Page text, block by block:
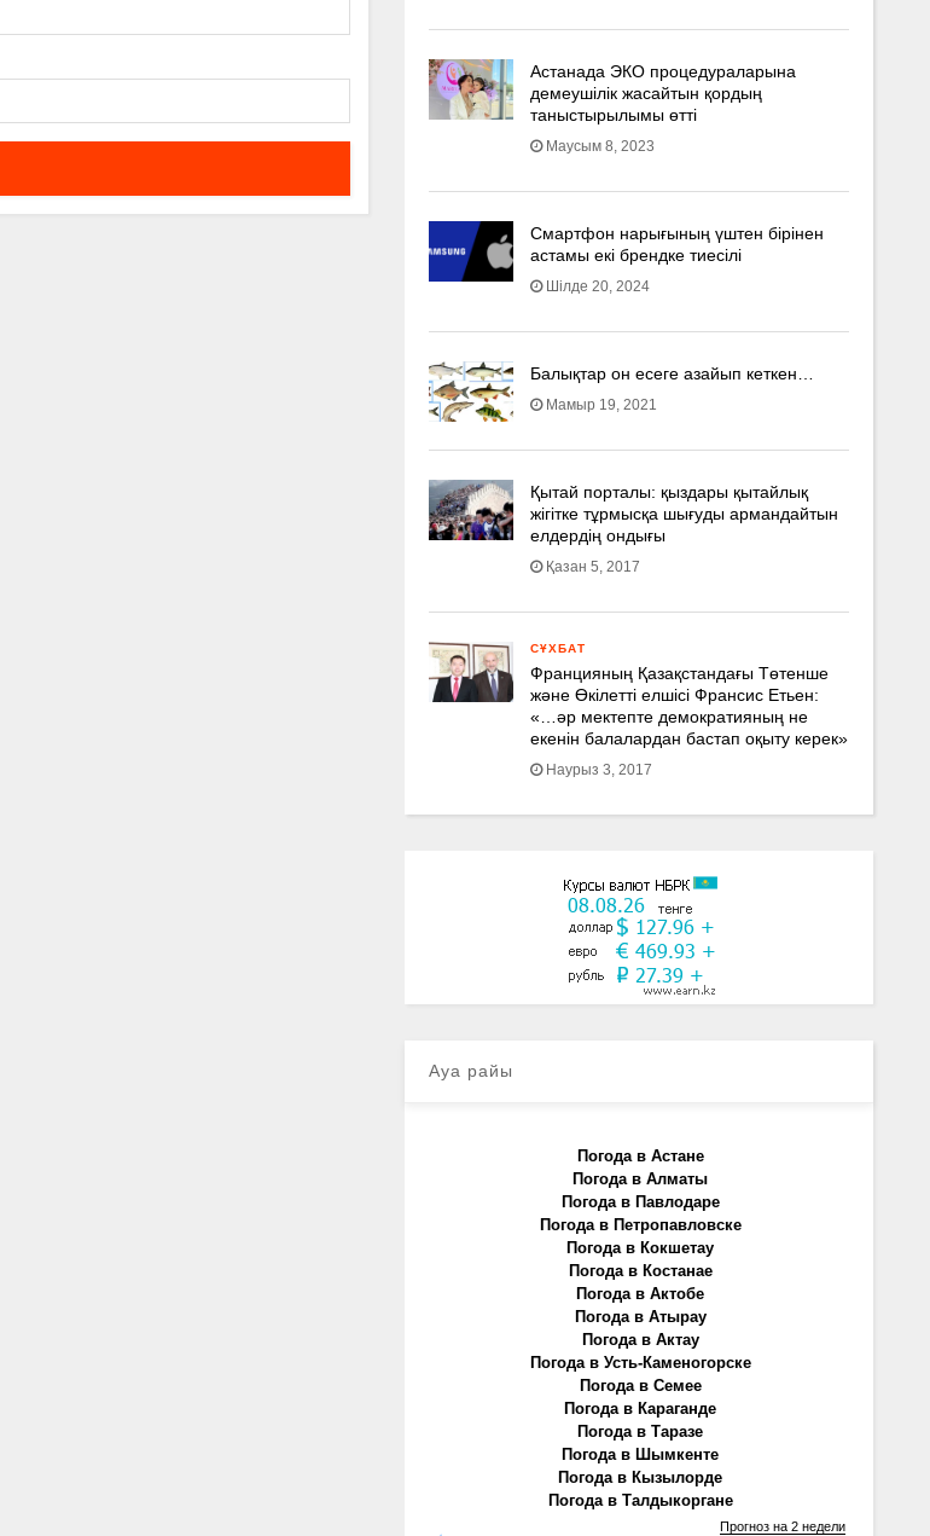
Астанада ЭКО процедураларына
демеушілік жасайтын қордың
таныстырылымы өтті
Маусым 8, 2023
Смартфон нарығының үштен бірінен
астамы екі брендке тиесілі
Шілде 20, 2024
Балықтар он есеге азайып кеткен…
Мамыр 19, 2021
Қытай порталы: қыздары қытайлық
жігітке тұрмысқа шығуды армандайтын
елдердің ондығы
Қазан 5, 2017
СҰХБАТ
Францияның Қазақстандағы Төтенше
және Өкілетті елшісі Франсис Етьен:
«…әр мектепте демократияның не
екенін балалардан бастап оқыту керек»
Наурыз 3, 2017
Ауа райы
Погода в Астане
Погода в Алматы
Погода в Павлодаре
Погода в Петропавловске
Погода в Кокшетау
Погода в Костанае
Погода в Актобе
Погода в Атырау
Погода в Актау
Погода в Усть-Каменогорске
Погода в Семее
Погода в Караганде
Погода в Таразе
Погода в Шымкенте
Погода в Кызылорде
Погода в Талдыкоргане
Прогноз на 2 недели